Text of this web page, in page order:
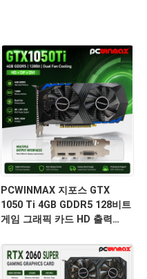
PCWINMAX 지포스 GTX
1050 Ti 4GB GDDR5 128비트
게임 그래픽 카드 HD 출력